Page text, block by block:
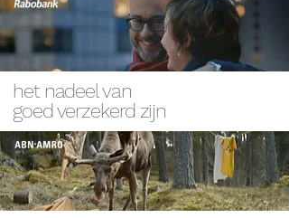
het nadeel van
goed verzekerd zijn